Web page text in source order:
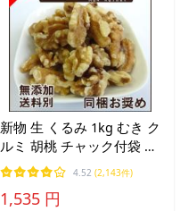
新物 生 くるみ 1kg むき ク
ルミ 胡桃 チャック付袋 同
梱お奨め おやつ おつまみ
4.52 (2,143件)
1,535 円